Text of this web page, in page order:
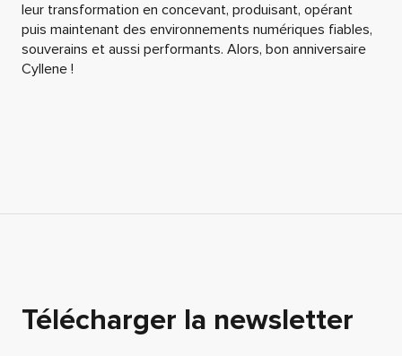
leur transformation en concevant, produisant, opérant
puis maintenant des environnements numériques fiables,
souverains et aussi performants. Alors, bon anniversaire
Cyllene !
Télécharger la newsletter